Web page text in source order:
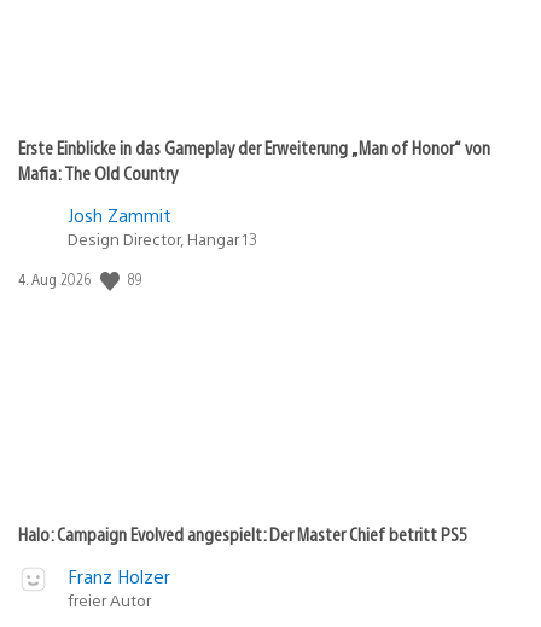
Erste Einblicke in das Gameplay der Erweiterung „Man of Honor“ von
Mafia: The Old Country
Josh Zammit
Design Director, Hangar 13
Veröffentlichungsdatum:
4. Aug 2026 89
Halo: Campaign Evolved angespielt: Der Master Chief betritt PS5
Franz Holzer
freier Autor